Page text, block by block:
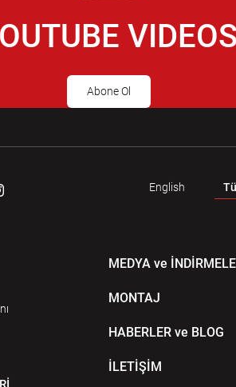
VIDEOS
Abone Ol
English
MEDYA ve
MONTAJ
HABERLER ve BLOG
İLETİŞİM